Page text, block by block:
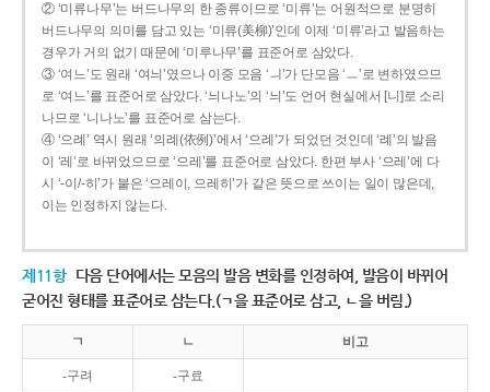
② ‘미류나무’는 버드나무의 한 종류이므로 ‘미류’는 어원적으로 분명히
버드나무의 의미를 담고 있는 ‘미류(美柳)’인데 이제 ‘미류’라고 발음하는
경우가 거의 없기 때문에 ‘미루나무’를 표준어로 삼았다.
③ ‘여느’도 원래 ‘여늬’였으나 이중 모음 ‘ㅢ’가 단모음 ‘ㅡ’로 변하였으므
로 ‘여느’를 표준어로 삼았다. ‘늬나노’의 ‘늬’도 언어 현실에서 [니]로 소리
나므로 ‘니나노’를 표준어로 삼는다.
④ ‘으례’ 역시 원래 ‘의례(依例)’에서 ‘으례’가 되었던 것인데 ‘례’의 발음
이 ‘레’로 바뀌었으므로 ‘으레’를 표준어로 삼았다. 한편 부사 ‘으레’에 다
시 ‘-이/-히’가 붙은 ‘으레이, 으레히’가 같은 뜻으로 쓰이는 일이 많은데,
이는 인정하지 않는다.
제11항 다음 단어에서는 모음의 발음 변화를 인정하여, 발음이 바뀌어
굳어진 형태를 표준어로 삼는다.(ㄱ을 표준어로 삼고, ㄴ을 버림.)
ㄱ ㄴ 비고
-구려 -구료